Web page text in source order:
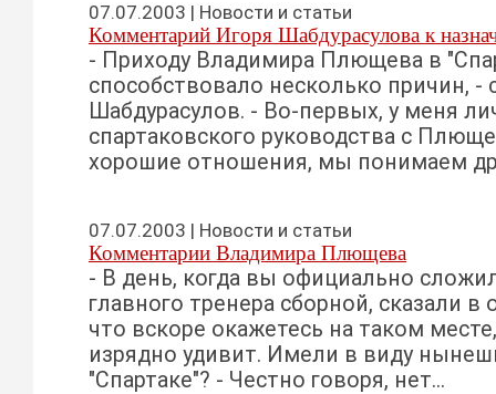
07.07.2003 | Новости и статьи
Комментарий Игоря Шабдурасулова к
- Приходу Владимира Плющева в
способствовало несколько причин, -
Шабдурасулов. - Во-первых, у меня
спартаковского руководства с
хорошие отношения, мы понимаем
07.07.2003 | Новости и статьи
Комментарии Владимира Плющева
- В день, когда вы официально
главного тренера сборной, сказали
что вскоре окажетесь на таком
изрядно удивит. Имели в виду
"Спартаке"? - Честно говоря, нет...